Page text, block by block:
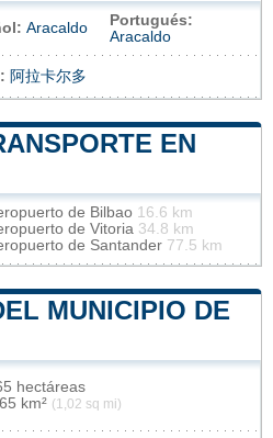
Aracaldo
Portugués:
Aracaldo
阿拉卡尔多
EN
de Bilbao 16.6 km
de Vitoria 34.8 km
de Santander 77.5 km
MUNICIPIO DE
hectáreas
km² (1,02 sq mi)